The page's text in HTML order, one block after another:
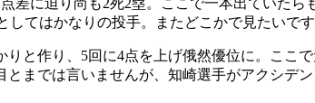
てはかなりの投手。またどこかで見たいです
と作り、5回に4点を上げ俄然優位に。ここ
とまでは言いませんが、知崎選手がアクシ